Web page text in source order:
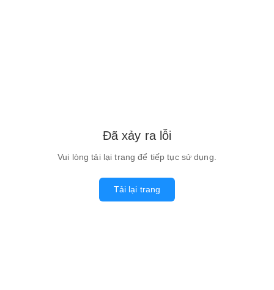
Đã xảy ra lỗi
Vui lòng tải lại trang để tiếp tục sử dụng.
Tải lại trang